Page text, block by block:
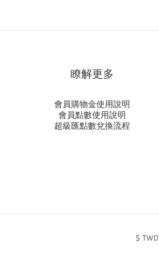
瞭解更多
會員購物金使用說明
會員點數使用說明
超級匯點數兌換流程
$TWD